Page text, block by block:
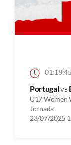
01:18:45
Portugalvs
U17 Women
Jornada
23/07/2025